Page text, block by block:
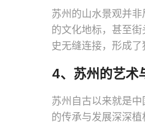
苏州的山水景观并
的文化地标，甚至
史无缝连接，形成了
4、苏州的艺术
苏州自古以来就是
的传承与发展深深